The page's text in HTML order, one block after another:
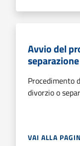
Avvio del
separazione
Procedimento
divorzio o
VAI ALLA